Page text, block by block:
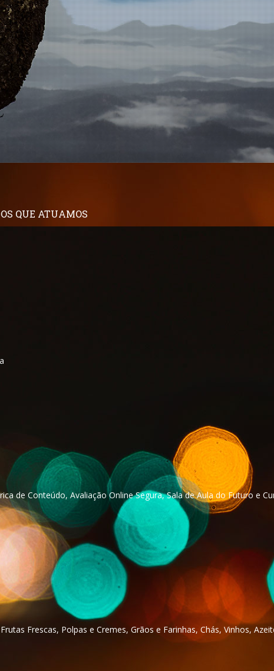
QUE ATUAMOS
de Conteúdo, Avaliação Online Segura, Sala de Aula do Futuro e
Frescas, Polpas e Cremes, Grãos e Farinhas, Chás, Vinhos,